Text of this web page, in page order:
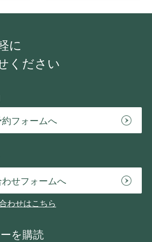
に
ください
約フォームへ
せフォームへ
わせはこちら
を購読